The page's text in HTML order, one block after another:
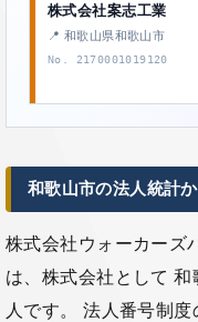
株式会社案志工業
📍 和歌山県和歌山市
No. 2170001019120
和歌山市の法人統計
株式会社ウォーカーズ
は、株式会社として
人です。 法人番号制